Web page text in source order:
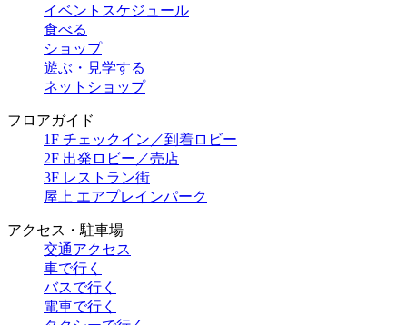
イベントスケジュール
食べる
ショップ
遊ぶ・見学する
ネットショップ
フロアガイド
1F チェックイン／到着ロビー
2F 出発ロビー／売店
3F レストラン街
屋上 エアプレインパーク
アクセス・駐車場
交通アクセス
車で行く
バスで行く
電車で行く